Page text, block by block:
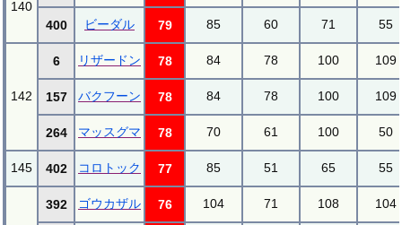
140
400
ビーダル 79 85 60 71 55
142
6 リザードン 78 84 78 100 109
157 バクフーン 78 84 78 100 109
264 マッスグマ 78 70 61 100 50
145 402 コロトック 77 85 51 65 55
392 ゴウカザル 76 104 71 108 104